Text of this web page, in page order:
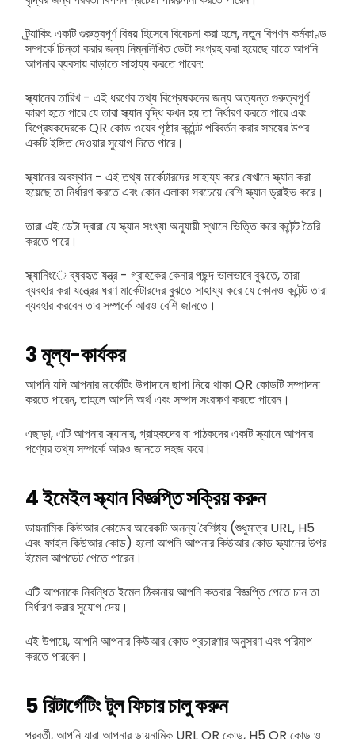
ট্র্যাকিং একটি গুরুত্বপূর্ণ বিষয় হিসেবে বিবেচনা করা হলে, নতুন বিপণন কর্মকাণ্ড
সম্পর্কে চিন্তা করার জন্য নিম্নলিখিত ডেটা সংগ্রহ করা হয়েছে যাতে আপনি
আপনার ব্যবসায় বাড়াতে সাহায্য করতে পারেন:
স্ক্যানের তারিখ - এই ধরণের তথ্য বিপ্রেষকদের জন্য অত্যন্ত গুরুত্বপূর্ণ
কারণ হতে পারে যে তারা স্ক্যান বৃদ্ধি কখন হয় তা নির্ধারণ করতে পারে এবং
বিপ্রেষকদেরকে QR কোড ওয়েব পৃষ্ঠার কন্টেন্ট পরিবর্তন করার সময়ের উপর
একটি ইঙ্গিত দেওয়ার সুযোগ দিতে পারে।
স্ক্যানের অবস্থান - এই তথ্য মার্কেটারদের সাহায্য করে যেখানে স্ক্যান করা
হয়েছে তা নির্ধারণ করতে এবং কোন এলাকা সবচেয়ে বেশি স্ক্যান ড্রাইভ করে।
তারা এই ডেটা দ্বারা যে স্ক্যান সংখ্যা অনুযায়ী স্থানে ভিত্তি করে কন্টেন্ট তৈরি
করতে পারে।
স্ক্যানিংে ব্যবহৃত যন্ত্র - গ্রাহকের কেনার পছন্দ ভালভাবে বুঝতে, তারা
ব্যবহার করা যন্ত্রের ধরণ মার্কেটারদের বুঝতে সাহায্য করে যে কোনও কন্টেন্ট তারা
ব্যবহার করবেন তার সম্পর্কে আরও বেশি জানতে।
3মূল্য-কার্যকর
আপনি যদি আপনার মার্কেটিং উপাদানে ছাপা নিয়ে থাকা QR কোডটি সম্পাদনা
করতে পারেন, তাহলে আপনি অর্থ এবং সম্পদ সংরক্ষণ করতে পারেন।
এছাড়া, এটি আপনার স্ক্যানার, গ্রাহকদের বা পাঠকদের একটি স্ক্যানে আপনার
পণ্যের তথ্য সম্পর্কে আরও জানতে সহজ করে।
4ইমেইল স্ক্যান বিজ্ঞপ্তি সক্রিয় করুন
ডায়নামিক কিউআর কোডের আরেকটি অনন্য বৈশিষ্ট্য (শুধুমাত্র URL, H5
এবং ফাইল কিউআর কোড) হলো আপনি আপনার কিউআর কোড স্ক্যানের উপর
ইমেল আপডেট পেতে পারেন।
এটি আপনাকে নিবন্ধিত ইমেল ঠিকানায় আপনি কতবার বিজ্ঞপ্তি পেতে চান তা
নির্ধারণ করার সুযোগ দেয়।
এই উপায়ে, আপনি আপনার কিউআর কোড প্রচারণার অনুসরণ এবং পরিমাপ
করতে পারবেন।
5রিটার্গেটিং টুল ফিচার চালু করুন